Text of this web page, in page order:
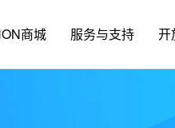
商城 服务与支持 开